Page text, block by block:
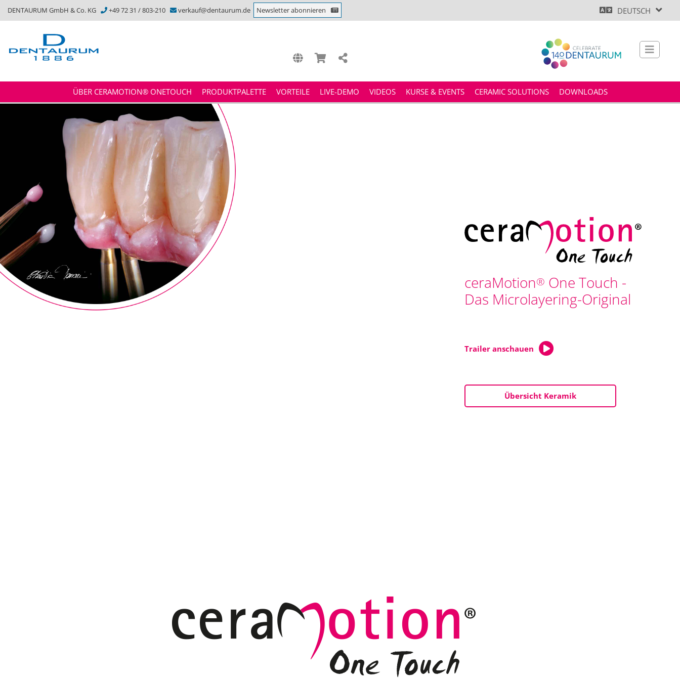
DENTAURUM GmbH & Co. KG +49 72 31 / 803-210 verkauf@dentaurum.de Newsletter abonnieren DEUTSCH
ÜBER CERAMOTION® ONETOUCH PRODUKTPALETTE VORTEILE LIVE-DEMO VIDEOS KURSE & EVENTS CERAMIC SOLUTIONS DOWNLOADS
ceraMotion® One Touch -
Das Microlayering-Original
Trailer anschauen
Übersicht Keramik